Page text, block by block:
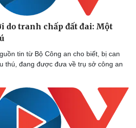
do tranh chấp đất đai: Một
tin từ Bộ Công an cho biết, bị can
thú, đang được đưa về trụ sở công an